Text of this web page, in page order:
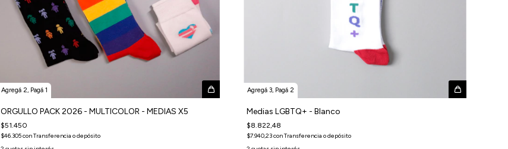
Agregá 2, Pagá 1
ORGULLO PACK 2026 - MULTICOLOR - MEDIAS X5
$51.450
$46.305conTransferencia o depósito
Agregá 3, Pagá 2
Medias LGBTQ+ - Blanco
$8.822,48
$7.940,23conTransferencia o depósito